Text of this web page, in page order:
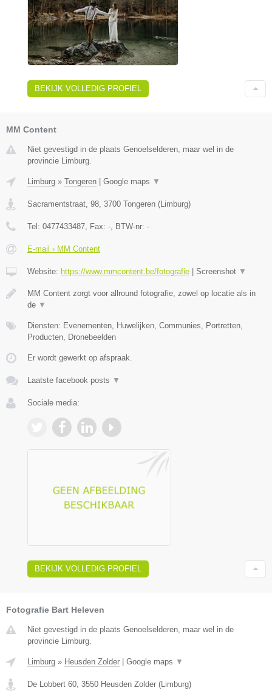
BEKIJK VOLLEDIG PROFIEL
MM Content
Niet gevestigd in de plaats Genoelselderen, maar wel in de
provincie Limburg.
Limburg » Tongeren Google maps ▼
Sacramentstraat, 98, 3700 Tongeren (Limburg)
Tel: 0477433487, Fax: -, BTW-nr: -
E-mail › MM Content
Website: https://www.mmcontent.be/fotografie Screenshot ▼
MM Content zorgt voor allround fotografie, zowel op locatie als in
de ▼
Diensten: Evenementen, Huwelijken, Communies, Portretten,
Producten, Dronebeelden
Er wordt gewerkt op afspraak.
Laatste facebook posts ▼
Sociale media:
BEKIJK VOLLEDIG PROFIEL
Fotografie Bart Heleven
Niet gevestigd in de plaats Genoelselderen, maar wel in de
provincie Limburg.
Limburg » Heusden Zolder Google maps ▼
De Lobbert 60, 3550 Heusden Zolder (Limburg)